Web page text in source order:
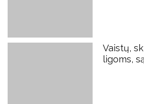
Vaistų,
ligoms,